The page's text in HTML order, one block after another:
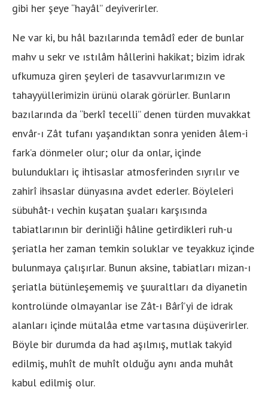
gibi her şeye “hayâl” deyiverirler.
Ne var ki, bu hâl bazılarında temâdî eder de bunlar
mahv u sekr ve ıstılâm hâllerini hakikat; bizim idrak
ufkumuza giren şeyleri de tasavvurlarımızın ve
tahayyüllerimizin ürünü olarak görürler. Bunların
bazılarında da “berkî tecelli” denen türden muvakkat
envâr-ı Zât tufanı yaşandıktan sonra yeniden âlem-i
fark’a dönmeler olur; olur da onlar, içinde
bulundukları iç ihtisaslar atmosferinden sıyrılır ve
zahirî ihsaslar dünyasına avdet ederler. Böyleleri
sübuhât-ı vechin kuşatan şuaları karşısında
tabiatlarının bir derinliği hâline getirdikleri ruh-u
şeriatla her zaman temkin soluklar ve teyakkuz içinde
bulunmaya çalışırlar. Bunun aksine, tabiatları mizan-ı
şeriatla bütünleşememiş ve şuuraltları da diyanetin
kontrolünde olmayanlar ise Zât-ı Bârî’yi de idrak
alanları içinde mütalâa etme vartasına düşüverirler.
Böyle bir durumda da had aşılmış, mutlak takyid
edilmiş, muhît de muhît olduğu aynı anda muhât
kabul edilmiş olur.